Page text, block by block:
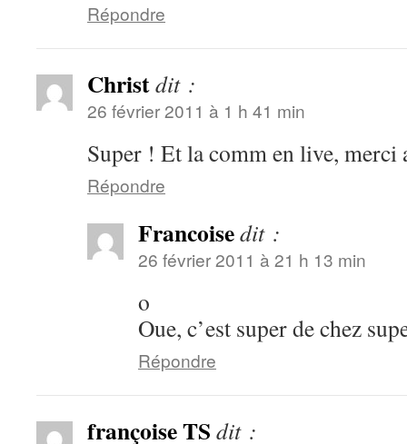
Répondre
Christdit :
26 février 2011 à 1 h 41 min
Super ! Et la comm en live,
Répondre
Francoisedit :
26 février 2011 à 21 h 13 min
o
Oue, c’est super de chez
Répondre
françoise TS dit :